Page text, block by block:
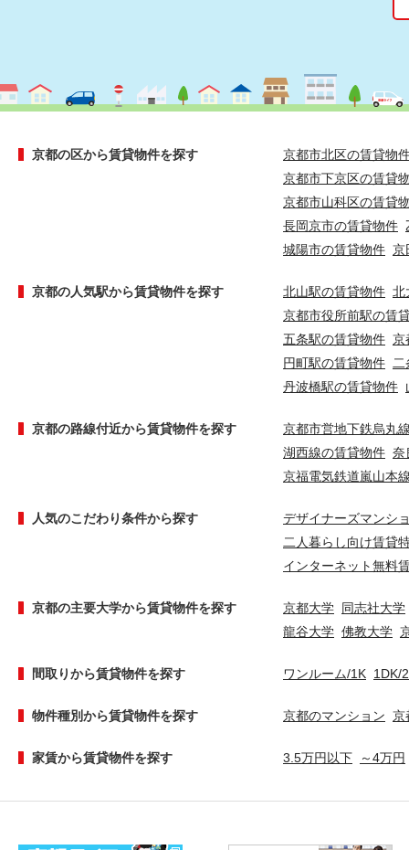
京都の区から賃貸物件を探す
京都市北区の賃貸物
京都市下京区の賃貸
京都市山科区の賃貸
長岡京市の賃貸物件
城陽市の賃貸物件 京
京都の人気駅から賃貸物件を探す 北山駅の賃貸物件 北
京都市役所前駅の賃
五条駅の賃貸物件 京
円町駅の賃貸物件
丹波橋駅の賃貸物件
京都の路線付近から賃貸物件を探す
京都市営地下鉄烏丸
湖西線の賃貸物件 奈
京福電気鉄道嵐山本
人気のこだわり条件から探す
デザイナーズマンシ
二人暮らし向け賃貸
インターネット無料
京都の主要大学から賃貸物件を探す 京都大学 同志社大学
龍谷大学 佛教大学
間取りから賃貸物件を探す ワンルーム/1K 1DK/
物件種別から賃貸物件を探す 京都のマンション 京
家賃から賃貸物件を探す 3.5万円以下 ～4万円